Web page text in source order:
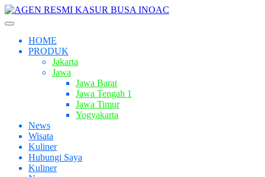
Skip
to
content
Toggle
navigation
HOME
PRODUK
Jakarta
Jawa
Jawa Barat
Jawa Tengah 1
Jawa Timur
Yogyakarta
News
Wisata
Kuliner
Hubungi Saya
Kuliner